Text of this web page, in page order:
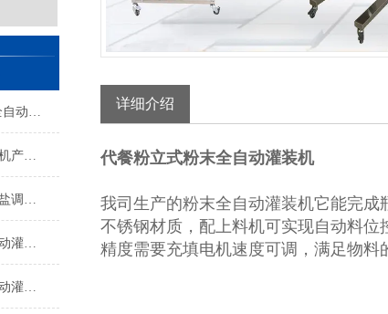
粉末物料高精度计量±0.1g全自动灌装机特点
粉末800g化工粉全自动灌装机产品简介
粉末皮带输送瓶装黑胡椒椒盐调料全自动灌装机简介
粉末小立式食用碱300g全自动灌装机简介
粉末添加剂1000克称重全自动灌装机简介
详细介绍
代餐粉立式粉末全自动灌装机
我司生产的粉末全自动灌装机它能完
不锈钢材质，配上料机可实现自动料
精度需要充填电机速度可调，满足物料